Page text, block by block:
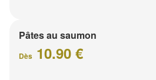
Pâtes au saumon
Dès 10.90 €